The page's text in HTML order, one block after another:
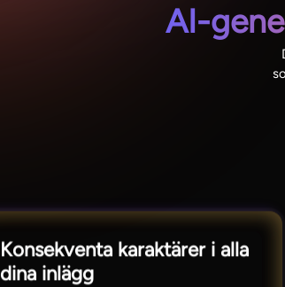
AI-
Konsekventa karaktärer i alla
dina inlägg